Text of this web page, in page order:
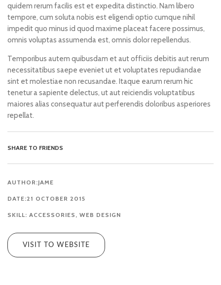
quidem rerum facilis est et expedita distinctio. Nam libero
tempore, cum soluta nobis est eligendi optio cumque nihil
impedit quo minus id quod maxime placeat facere possimus,
omnis voluptas assumenda est, omnis dolor repellendus.
Temporibus autem quibusdam et aut officiis debitis aut rerum
necessitatibus saepe eveniet ut et voluptates repudiandae
sint et molestiae non recusandae. Itaque earum rerum hic
tenetur a sapiente delectus, ut aut reiciendis voluptatibus
maiores alias consequatur aut perferendis doloribus asperiores
repellat.
SHARE TO FRIENDS
AUTHOR:JAME
DATE:21 OCTOBER 2015
SKILL: ACCESSORIES , WEB DESIGN
VISIT TO WEBSITE